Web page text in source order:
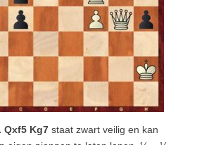
Qxf5 Kg7staat zwart veilig en kan